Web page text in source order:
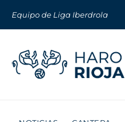
Equipo de Liga Iberdrola